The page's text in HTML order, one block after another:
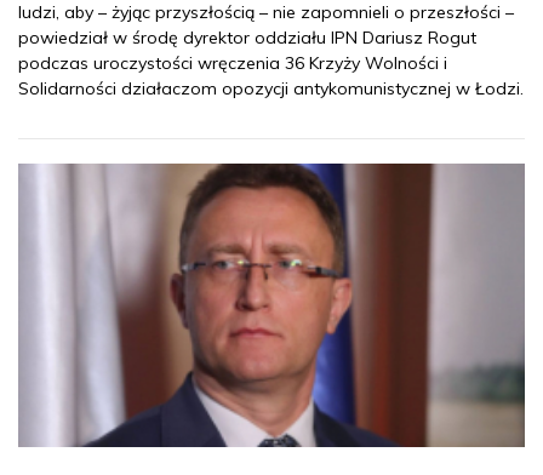
ludzi, aby – żyjąc przyszłością – nie zapomnieli o przeszłości –
powiedział w środę dyrektor oddziału IPN Dariusz Rogut
podczas uroczystości wręczenia 36 Krzyży Wolności i
Solidarności działaczom opozycji antykomunistycznej w Łodzi.